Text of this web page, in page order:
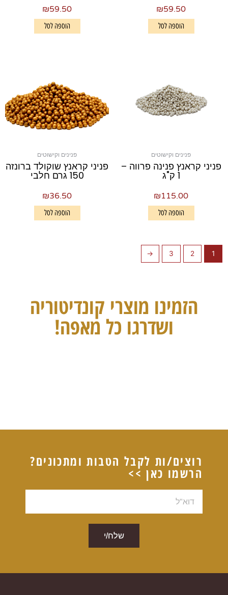
₪59.50
הוספה לסל
₪59.50
הוספה לסל
פנינים וקישוטים
פניני קראנץ פנינה פרווה –
1 ק"ג
₪115.00
הוספה לסל
פנינים וקישוטים
פניני קראנץ שוקולד ברונזה
150 גרם חלבי
₪36.50
הוספה לסל
1
2
3
←
הזמינו מוצרי קונדיטוריה
ושדרגו כל מאפה!
רוצים/ות לקבל הטבות ומתכונים?
הרשמו כאן >>
שלח/י